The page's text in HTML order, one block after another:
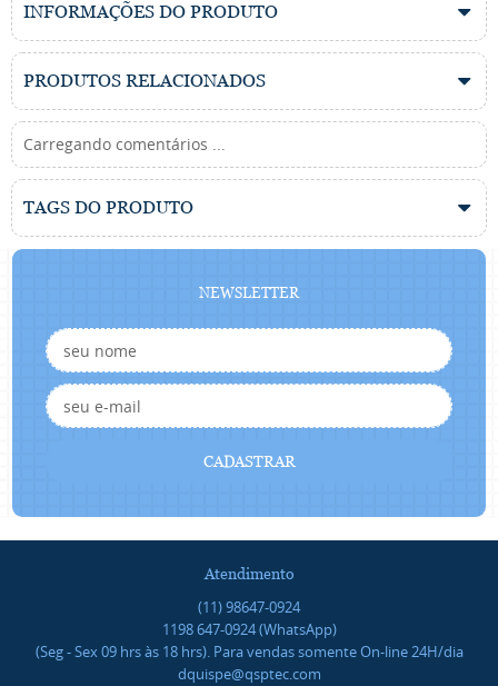
INFORMAÇÕES DO PRODUTO
PRODUTOS RELACIONADOS
Carregando comentários ...
TAGS DO PRODUTO
NEWSLETTER
CADASTRAR
Atendimento
(11)98647-0924
1198647-0924(WhatsApp)
(Seg - Sex 09 hrs às 18 hrs). Para vendas somente On-line 24H/dia
dquispe@qsptec.com